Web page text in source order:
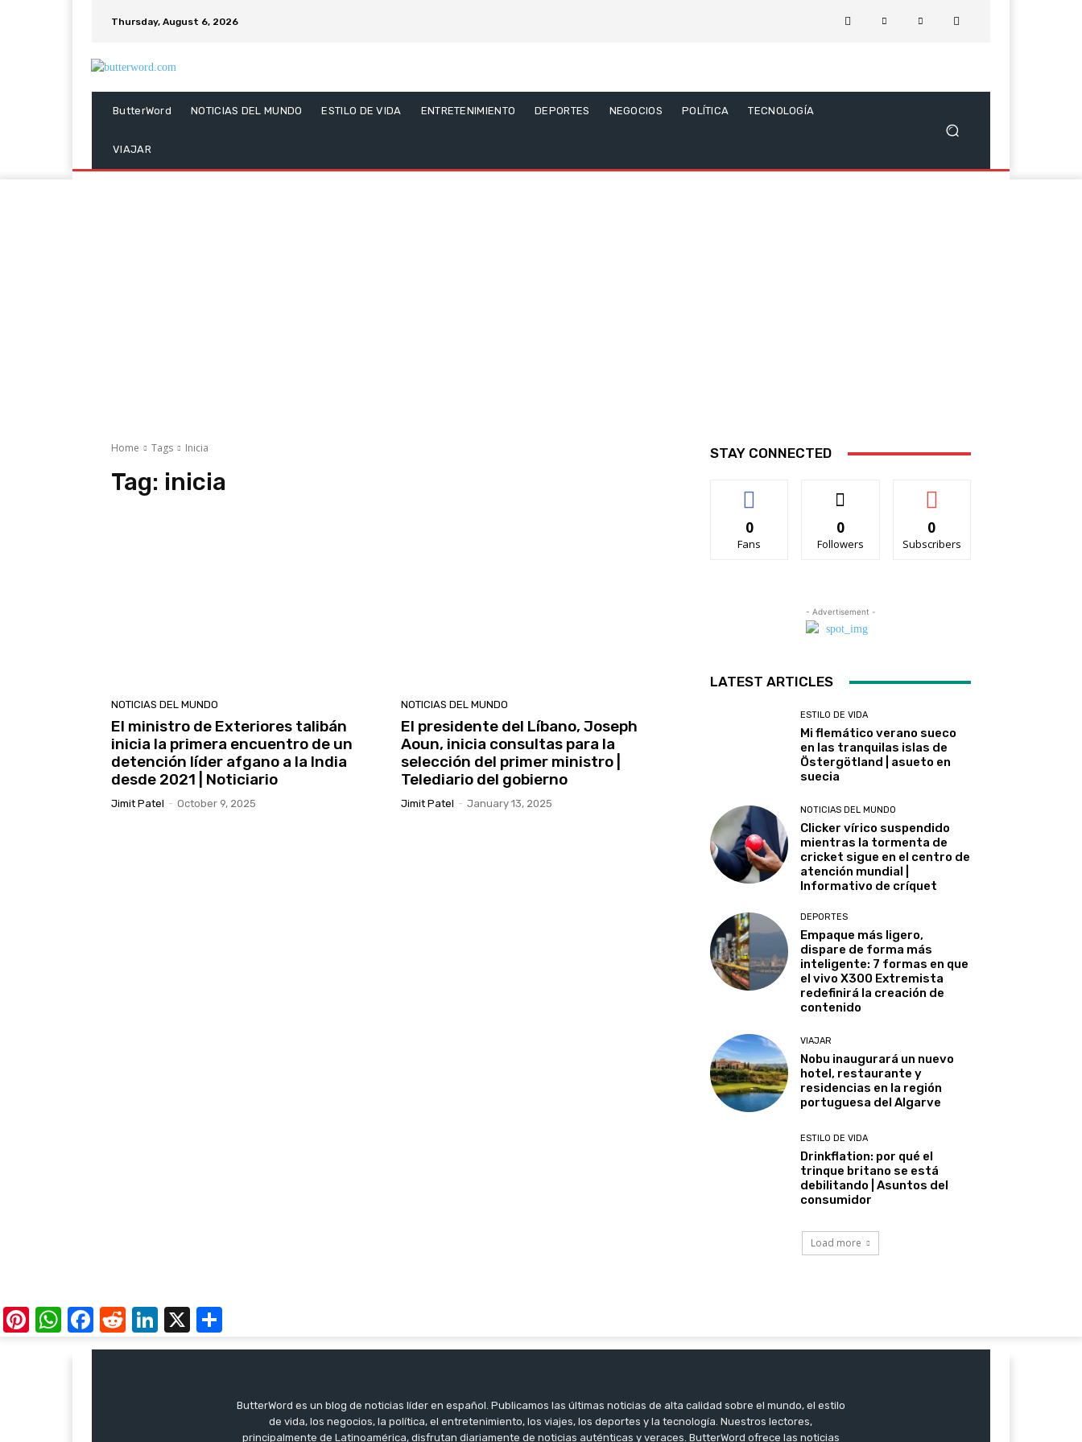
Thursday, August 6, 2026
ButterWord NOTICIAS DEL MUNDO ESTILO DE VIDA ENTRETENIMIENTO DEPORTES NEGOCIOS POLÍTICA TECNOLOGÍA
VIAJAR
Home Tags Inicia
Tag: inicia
NOTICIAS DEL MUNDO
El ministro de Exteriores talibán
inicia la primera encuentro de un
detención líder afgano a la India
desde 2021 | Noticiario
Jimit Patel - October 9, 2025
NOTICIAS DEL MUNDO
El presidente del Líbano, Joseph
Aoun, inicia consultas para la
selección del primer ministro |
Telediario del gobierno
Jimit Patel - January 13, 2025
STAY CONNECTED
0
Fans
0
Followers
0
Subscribers
- Advertisement -
LATEST ARTICLES
ESTILO DE VIDA
Mi flemático verano sueco
en las tranquilas islas de
Östergötland | asueto en
suecia
NOTICIAS DEL MUNDO
Clicker vírico suspendido
mientras la tormenta de
cricket sigue en el centro de
atención mundial |
Informativo de críquet
DEPORTES
Empaque más ligero,
dispare de forma más
inteligente: 7 formas en que
el vivo X300 Extremista
redefinirá la creación de
contenido
VIAJAR
Nobu inaugurará un nuevo
hotel, restaurante y
residencias en la región
portuguesa del Algarve
ESTILO DE VIDA
Drinkflation: por qué el
trinque britano se está
debilitando | Asuntos del
consumidor
Load more
Pinterest
WhatsApp
Facebook
RedditLinkedIn
X
ButterWord es un blog de noticias líder en español. Publicamos las últimas noticias de alta calidad sobre el mundo, el estilo
de vida, los negocios, la política, el entretenimiento, los viajes, los deportes y la tecnología. Nuestros lectores,
principalmente de Latinoamérica, disfrutan diariamente de noticias auténticas y veraces. ButterWord ofrece las noticias